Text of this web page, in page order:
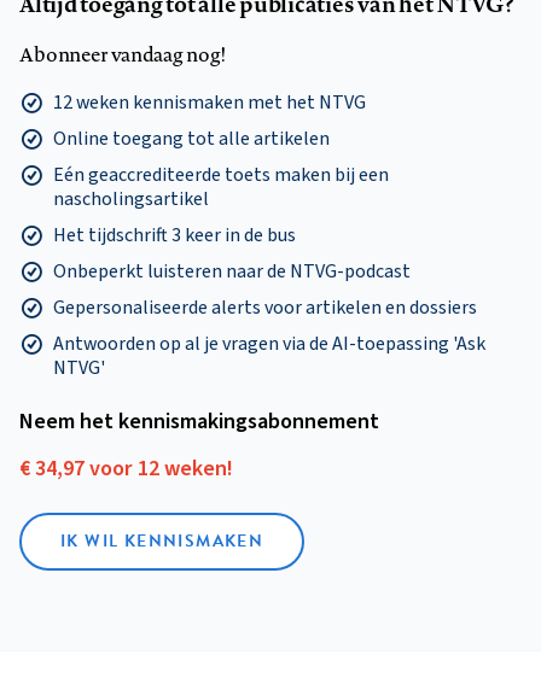
Abonneer vandaag nog!
12 weken kennismaken met het NTVG
Online toegang tot alle artikelen
Eén geaccrediteerde toets maken bij een
nascholingsartikel
Het tijdschrift 3 keer in de bus
Onbeperkt luisteren naar de NTVG-podcast
Gepersonaliseerde alerts voor artikelen en dossiers
Antwoorden op al je vragen via de AI-toepassing 'Ask
NTVG'
Neem het kennismakings­abonnement
€ 34,97 voor 12 weken!
IK WIL KENNISMAKEN